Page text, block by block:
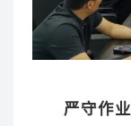
严守作